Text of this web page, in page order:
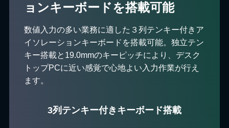
ョンキーボードを搭載可能
数値入力の多い業務に適した３列テンキー付きア
イソレーションキーボードを搭載可能。独立テン
キー搭載と19.0mmのキーピッチにより、デスク
トップPCに近い感覚で心地よい入力作業が行え
ます。
3列テンキー付きキーボード搭載